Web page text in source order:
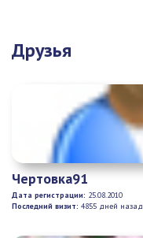
Друзья
Чертовка91
Дата регистрации: 25.08.2010
Последний визит: 4855 дней назад